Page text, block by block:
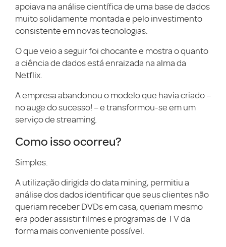
apoiava na análise científica de uma base de dados
muito solidamente montada e pelo investimento
consistente em novas tecnologias.
O que veio a seguir foi chocante e mostra o quanto
a ciência de dados está enraizada na alma da
Netflix.
A empresa abandonou o modelo que havia criado –
no auge do sucesso! – e transformou-se em um
serviço de streaming.
Como isso ocorreu?
Simples.
A utilização dirigida do data mining, permitiu a
análise dos dados identificar que seus clientes não
queriam receber DVDs em casa, queriam mesmo
era poder assistir filmes e programas de TV da
forma mais conveniente possível.